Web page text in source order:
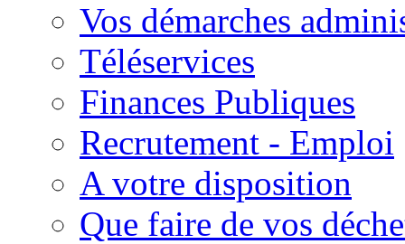
Vos démarches
Téléservices
Finances Publiques
Recrutement - Emploi
A votre disposition
Que faire de vos